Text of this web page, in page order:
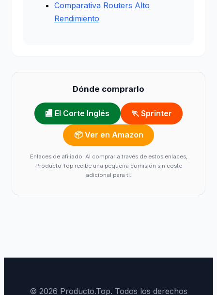
Comparativa Routers Alto
Rendimiento
Dónde comprarlo
🏬 El Corte Inglés 🏃 Sprinter
📦 Ver en Amazon
Enlaces de afiliado. Al comprar a través de estos enlaces,
Producto Top recibe una pequeña comisión sin coste
adicional para ti.
© 2026 Producto.Top. Todos los derechos